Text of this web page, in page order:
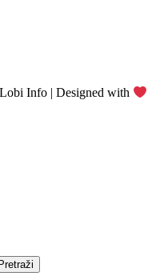
Info | Designed with
Pretraži